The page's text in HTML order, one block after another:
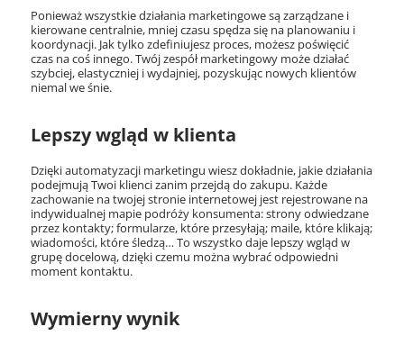
Ponieważ wszystkie działania marketingowe są zarządzane i
kierowane centralnie, mniej czasu spędza się na planowaniu i
koordynacji. Jak tylko zdefiniujesz proces, możesz poświęcić
czas na coś innego. Twój zespół marketingowy może działać
szybciej, elastyczniej i wydajniej, pozyskując nowych klientów
niemal we śnie.
Lepszy wgląd w klienta
Dzięki automatyzacji marketingu wiesz dokładnie, jakie działania
podejmują Twoi klienci zanim przejdą do zakupu. Każde
zachowanie na twojej stronie internetowej jest rejestrowane na
indywidualnej mapie podróży konsumenta: strony odwiedzane
przez kontakty; formularze, które przesyłają; maile, które klikają;
wiadomości, które śledzą… To wszystko daje lepszy wgląd w
grupę docelową, dzięki czemu można wybrać odpowiedni
moment kontaktu.
Wymierny wynik